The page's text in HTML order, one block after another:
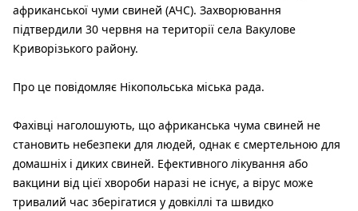
африканської чуми свиней (АЧС). Захворювання
підтвердили 30 червня на території села Вакулове
Криворізького району.
Про це повідомляє Нікопольська міська рада.
Фахівці наголошують, що африканська чума свиней не
становить небезпеки для людей, однак є смертельною для
домашніх і диких свиней. Ефективного лікування або
вакцини від цієї хвороби наразі не існує, а вірус може
тривалий час зберігатися у довкіллі та швидко